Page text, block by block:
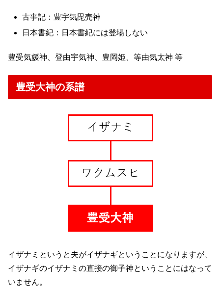
古事記：豊宇気毘売神
日本書紀：日本書紀には登場しない
豊受気媛神、登由宇気神、豊岡姫、等由気太神 等
豊受大神の系譜
イザナミというと夫がイザナギということになりますが、
イザナギのイザナミの直接の御子神ということにはなって
いません。